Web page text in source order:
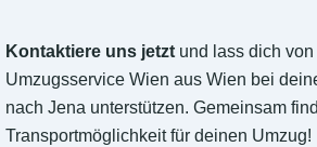
Kontaktiere uns jetzt und lass dich
Umzugsservice Wien aus Wien bei
nach Jena unterstützen. Gemeinsam
Transportmöglichkeit für deinen Umzug!